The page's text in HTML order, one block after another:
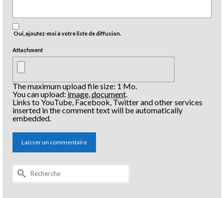
Oui, ajoutez-moi à votre liste de diffusion.
Attachment
The maximum upload file size: 1 Mo.
You can upload:image,document.
Links to YouTube, Facebook, Twitter and other services
inserted in the comment text will be automatically
embedded.
Rechercher :